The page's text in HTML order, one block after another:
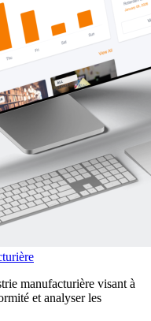
manufacturière visant à
et analyser les